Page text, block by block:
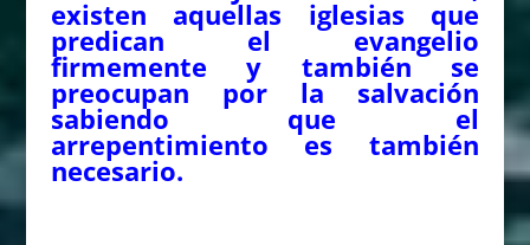
existen aquellas iglesias que
predican el evangelio
firmemente y también se
preocupan por la salvación
sabiendo que el
arrepentimiento es también
necesario.